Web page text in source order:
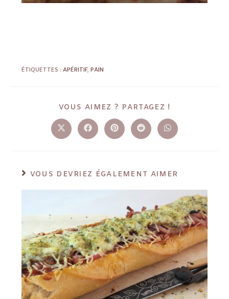
ÉTIQUETTES :APÉRITIF, PAIN
VOUS AIMEZ ? PARTAGEZ !
VOUS DEVRIEZ ÉGALEMENT AIMER